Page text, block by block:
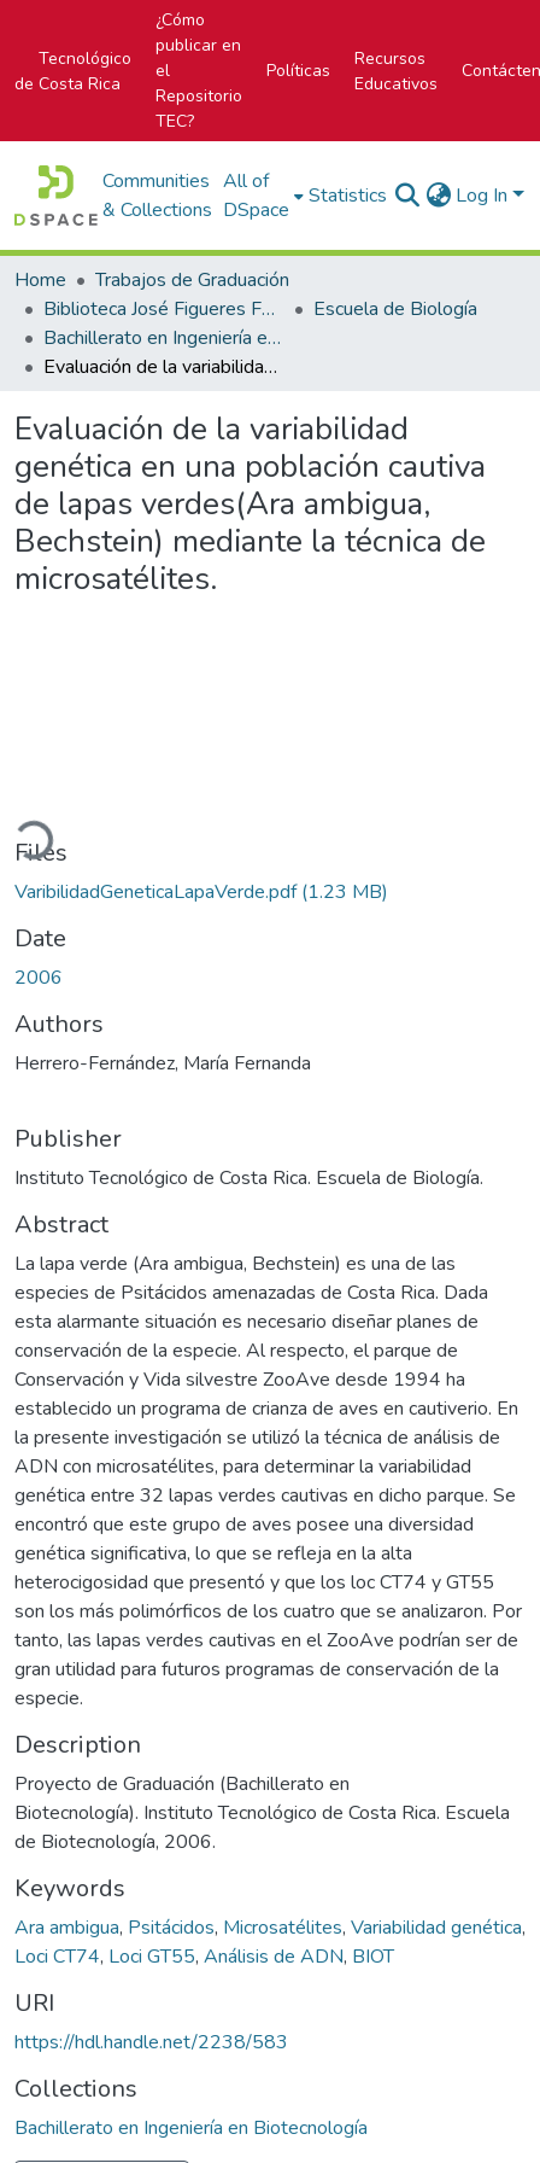
Tecnológico
de Costa Rica
¿Cómo
publicar en
el
Repositorio
TEC?
Políticas
Recursos
Educativos
Communities
& Collections
All of
DSpace
Statistics Log In
Home
Trabajos de Graduación
Biblioteca José Figueres Ferrer
Escuela de Biología
Bachillerato en Ingeniería en Biotecnología
Evaluación de la variabilidad genética en una población cautiva de lapas verdes(Ara ambigua, Bechstein) mediante la técnica de microsatélites.
Evaluación de la variabilidad
genética en una población cautiva
de lapas verdes(Ara ambigua,
Bechstein) mediante la técnica de
microsatélites.
Files
VaribilidadGeneticaLapaVerde.pdf(1.23 MB)
Date
2006
Authors
Herrero-Fernández, María Fernanda
Publisher
Instituto Tecnológico de Costa Rica. Escuela de Biología.
Abstract
La lapa verde (Ara ambigua, Bechstein) es una de las
especies de Psitácidos amenazadas de Costa Rica. Dada
esta alarmante situación es necesario diseñar planes de
conservación de la especie. Al respecto, el parque de
Conservación y Vida silvestre ZooAve desde 1994 ha
establecido un programa de crianza de aves en cautiverio. En
la presente investigación se utilizó la técnica de análisis de
ADN con microsatélites, para determinar la variabilidad
genética entre 32 lapas verdes cautivas en dicho parque. Se
encontró que este grupo de aves posee una diversidad
genética significativa, lo que se refleja en la alta
heterocigosidad que presentó y que los loc CT74 y GT55
son los más polimórficos de los cuatro que se analizaron. Por
tanto, las lapas verdes cautivas en el ZooAve podrían ser de
gran utilidad para futuros programas de conservación de la
especie.
Description
Proyecto de Graduación (Bachillerato en
Biotecnología). Instituto Tecnológico de Costa Rica. Escuela
de Biotecnología, 2006.
Keywords
Ara ambigua, Psitácidos, Microsatélites, Variabilidad genética,
Loci CT74, Loci GT55, Análisis de ADN, BIOT
URI
https://hdl.handle.net/2238/583
Collections
Bachillerato en Ingeniería en Biotecnología